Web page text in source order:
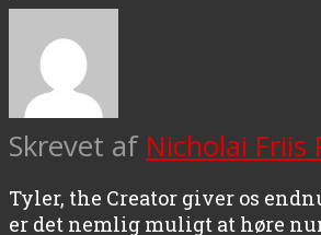
Skrevet af Nicholai Friis
Tyler, the Creator giver os
er det nemlig muligt at høre